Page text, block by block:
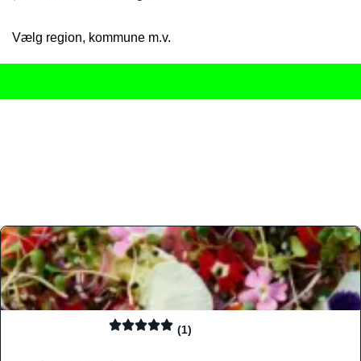
Vælg region, kommune m.v.
(1)